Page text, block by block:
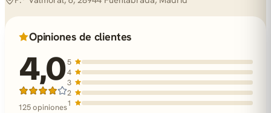
Opiniones de clientes
4,0
125 opiniones
5
4
3
2
1